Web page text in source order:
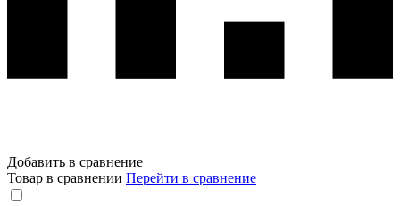
Добавить в сравнение
Товар в сравнении Перейти в сравнение